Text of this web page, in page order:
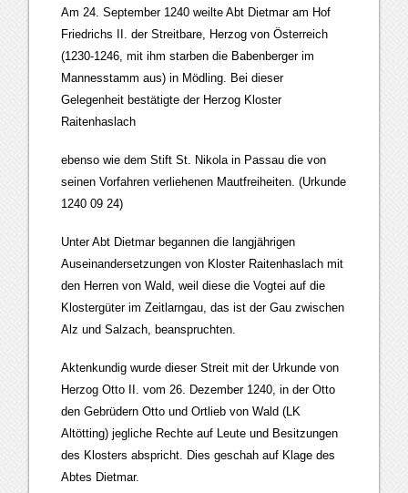
Am 24. September 1240 weilte Abt Dietmar am Hof
Friedrichs II. der Streitbare, Herzog von Österreich
(1230-1246, mit ihm starben die Babenberger im
Mannesstamm aus) in Mödling. Bei dieser
Gelegenheit bestätigte der Herzog Kloster
Raitenhaslach
ebenso wie dem Stift St. Nikola in Passau die von
seinen Vorfahren verliehenen Mautfreiheiten. (Urkunde
1240 09 24)
Unter Abt Dietmar begannen die langjährigen
Auseinandersetzungen von Kloster Raitenhaslach mit
den Herren von Wald, weil diese die Vogtei auf die
Klostergüter im Zeitlarngau, das ist der Gau zwischen
Alz und Salzach, beanspruchten.
Aktenkundig wurde dieser Streit mit der Urkunde von
Herzog Otto II. vom 26. Dezember 1240, in der Otto
den Gebrüdern Otto und Ortlieb von Wald (LK
Altötting) jegliche Rechte auf Leute und Besitzungen
des Klosters abspricht. Dies geschah auf Klage des
Abtes Dietmar.